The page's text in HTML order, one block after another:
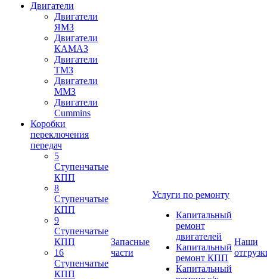
Двигатели
Двигатели
ЯМЗ
Двигатели
КАМАЗ
Двигатели
ТМЗ
Двигатели
ММЗ
Двигатели
Cummins
Коробки
переключения
передач
5
Ступенчатые
КПП
8
Ступенчатые
КПП
9
Ступенчатые
КПП
16
Ступенчатые
КПП
Запасные
части
Услуги по ремонту
Капитальный
ремонт
двигателей
Капитальный
ремонт КПП
Капитальный
Наши